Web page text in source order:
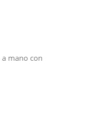
mano con